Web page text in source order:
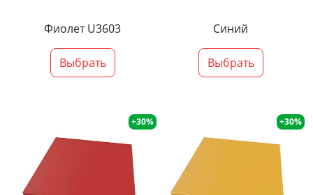
Фиолет U3603
Выбрать
Синий
Выбрать
+30% +30%